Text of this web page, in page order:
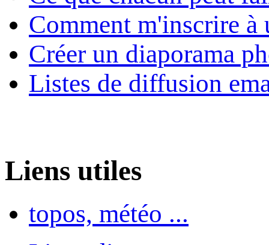
Comment m'inscrire à
Créer un diaporama
Listes de diffusion
Liens utiles
topos, météo ...